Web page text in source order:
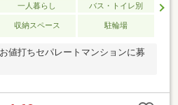
一人暮らし
バス・トイレ別
収納スペース 駐輪場
値打ちセパレートマンションに募